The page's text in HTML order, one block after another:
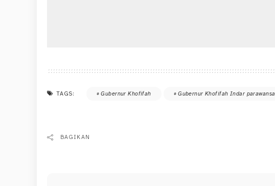
TAGS: Gubernur Khofifah Gubernur Khofifah Indar parawansa
BAGIKAN